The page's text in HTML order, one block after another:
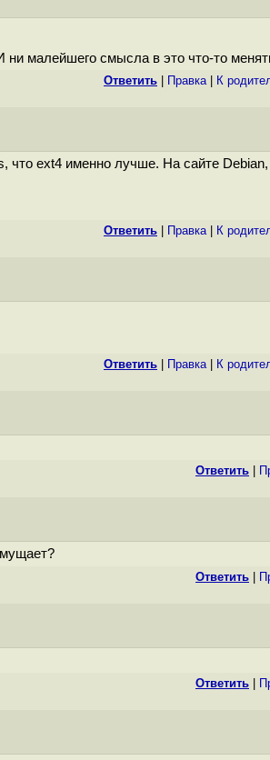
ни малейшего смысла в это что-то
Ответить Правка| К
ext4 именно лучше. На сайте Debian,
Ответить Правка| К
Ответить Правка| К
Ответить
Ответить
Ответить